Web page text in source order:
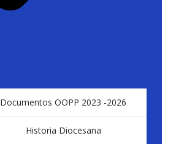
Documentos OOPP 2023 -2026
Historia Diocesana